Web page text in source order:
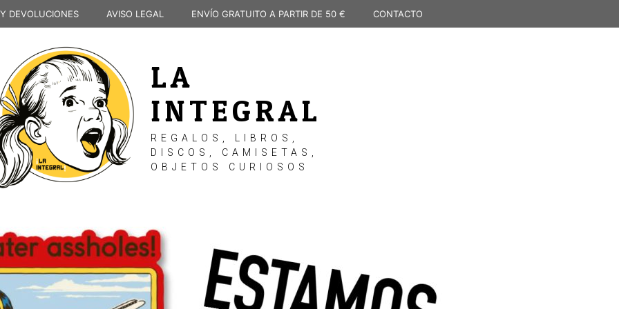
DEVOLUCIONES AVISO LEGAL ENVÍO GRATUITO A PARTIR DE 50 € CONTACTO
LA
INTEGRAL
REGALOS, LIBROS,
DISCOS, CAMISETAS,
OBJETOS CURIOSOS